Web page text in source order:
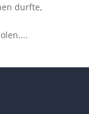
durfte,